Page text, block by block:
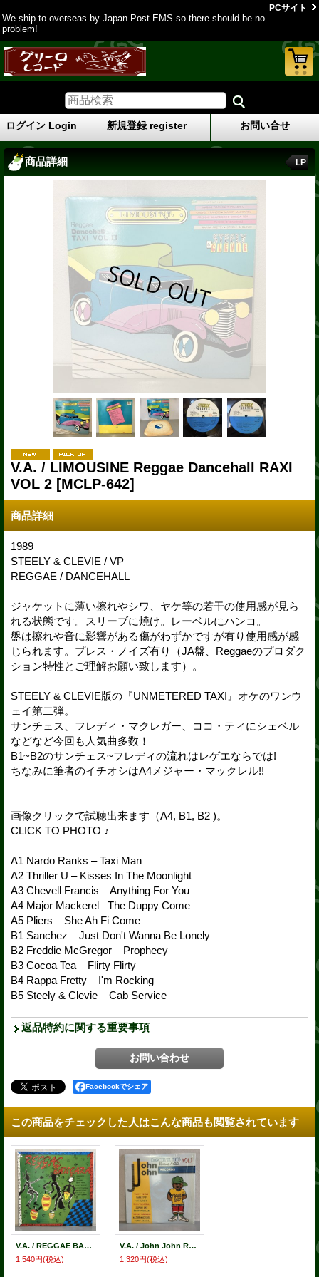
We ship to overseas by Japan Post EMS so there should be no
problem!
PCサイト
ログイン Login 新規登録 register お問い合せ
商品詳細 LP
V.A. / LIMOUSINE Reggae Dancehall RAXI
VOL 2 [MCLP-642]
商品詳細
1989
STEELY & CLEVIE / VP
REGGAE / DANCEHALL
ジャケットに薄い擦れやシワ、ヤケ等の若干の使用感が見ら
れる状態です。スリーブに焼け。レーベルにハンコ。
盤は擦れや音に影響がある傷がわずかですが有り使用感が感
じられます。プレス・ノイズ有り（JA盤、Reggaeのプロダク
ション特性とご理解お願い致します）。
STEELY & CLEVIE版の『UNMETERED TAXI』オケのワンウ
ェイ第二弾。
サンチェス、フレディ・マクレガー、ココ・ティにシェベル
などなど今回も人気曲多数！
B1~B2のサンチェス~フレディの流れはレゲエならでは!
ちなみに筆者のイチオシはA4メジャー・マックレル!!
画像クリックで試聴出来ます（A4, B1, B2 )。
CLICK TO PHOTO ♪
A1 Nardo Ranks – Taxi Man
A2 Thriller U – Kisses In The Moonlight
A3 Chevell Francis – Anything For You
A4 Major Mackerel –The Duppy Come
A5 Pliers – She Ah Fi Come
B1 Sanchez – Just Don't Wanna Be Lonely
B2 Freddie McGregor – Prophecy
B3 Cocoa Tea – Flirty Flirty
B4 Rappa Fretty – I'm Rocking
B5 Steely & Clevie – Cab Service
返品特約に関する重要事項
Facebookでシェア
この商品をチェックした人はこんな商品も閲覧されています
V.A. / REGGAE BANGARA - Vol.1 -
1,540円(税込)
V.A. / John John RECORDS DANCEHALL HITS VOL.1
1,320円(税込)